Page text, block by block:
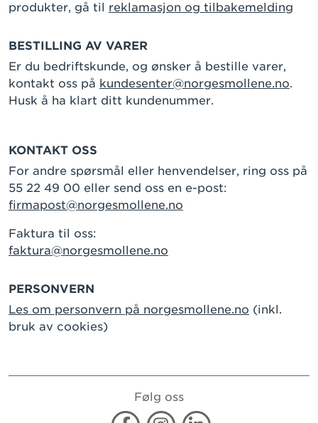
produkter, gå til reklamasjon og tilbakemelding
BESTILLING AV VARER
Er du bedriftskunde, og ønsker å bestille varer,
kontakt oss på kundesenter@norgesmollene.no.
Husk å ha klart ditt kundenummer.
KONTAKT OSS
For andre spørsmål eller henvendelser, ring oss på
55 22 49 00 eller send oss en e-post:
firmapost@norgesmollene.no
Faktura til oss:
faktura@norgesmollene.no
PERSONVERN
Les om personvern på norgesmollene.no (inkl.
bruk av cookies)
Følg oss